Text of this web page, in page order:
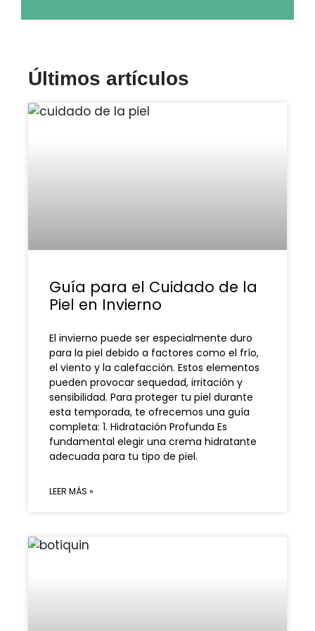
Últimos artículos
Guía para el Cuidado de la
Piel en Invierno
El invierno puede ser especialmente duro
para la piel debido a factores como el frío,
el viento y la calefacción. Estos elementos
pueden provocar sequedad, irritación y
sensibilidad. Para proteger tu piel durante
esta temporada, te ofrecemos una guía
completa: 1. Hidratación Profunda Es
fundamental elegir una crema hidratante
adecuada para tu tipo de piel.
LEER MÁS »